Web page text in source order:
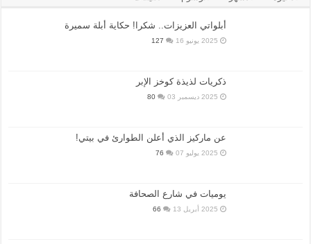
أبلواتي العزيزات.. شكرا! حكاية أبلة سميرة
2025 يونيو 16 127
ذكريات لذيذة كوخز الإبر
2025 ديسمبر 03 80
عن ماركيز الذي أعلن الطوارئ في بيتي!
2025 يوليو 07 76
يوميات في شارع الصحافة
2025 أبريل 13 66